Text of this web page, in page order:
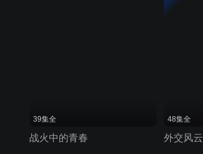
39集全
战火中的青春
48集全
外交风云